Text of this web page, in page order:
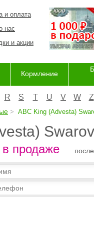
и оплата
нас
и акции
Кормление
R S T U V W Z
ABC King (Advesta)
продаже